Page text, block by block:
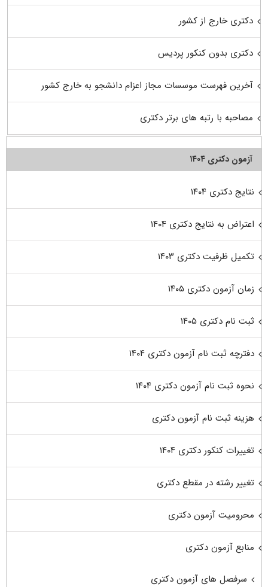
دکتری خارج از کشور
دکتری بدون کنکور پردیس
آخرین فهرست موسسات مجاز اعزام دانشجو به خارج کشور
مصاحبه با رتبه های برتر دکتری
آزمون دکتری ۱۴۰۴
نتایج دکتری ۱۴۰۴
اعتراض به نتایج دکتری ۱۴۰۴
تکمیل ظرفیت دکتری ۱۴۰۳
زمان آزمون دکتری ۱۴۰۵
ثبت نام دکتری ۱۴۰۵
دفترچه ثبت نام آزمون دکتری ۱۴۰۴
نحوه ثبت نام آزمون دکتری ۱۴۰۴
هزینه ثبت نام آزمون دکتری
تغییرات کنکور دکتری ۱۴۰۴
تغییر رشته در مقطع دکتری
محرومیت آزمون دکتری
منابع آزمون دکتری
سرفصل های آزمون دکتری